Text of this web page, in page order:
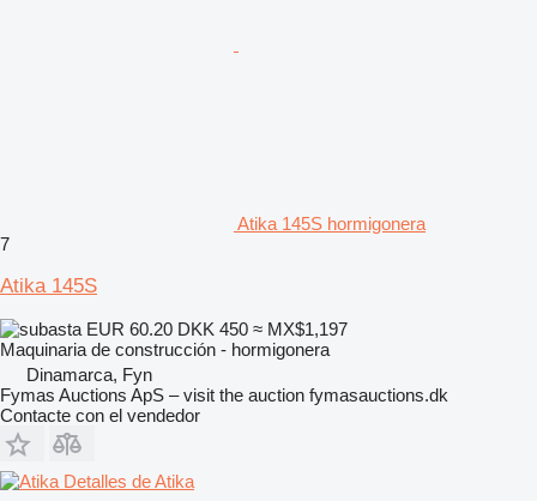
Atika 145S hormigonera
7
Atika 145S
EUR 60.20 DKK 450 ≈ MX$1,197
Maquinaria de construcción - hormigonera
Dinamarca, Fyn
Fymas Auctions ApS – visit the auction fymasauctions.dk
Contacte con el vendedor
Detalles de Atika